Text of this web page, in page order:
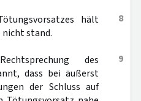
8
hält
stand.
9
des
dass bei äußerst
der Schluss auf